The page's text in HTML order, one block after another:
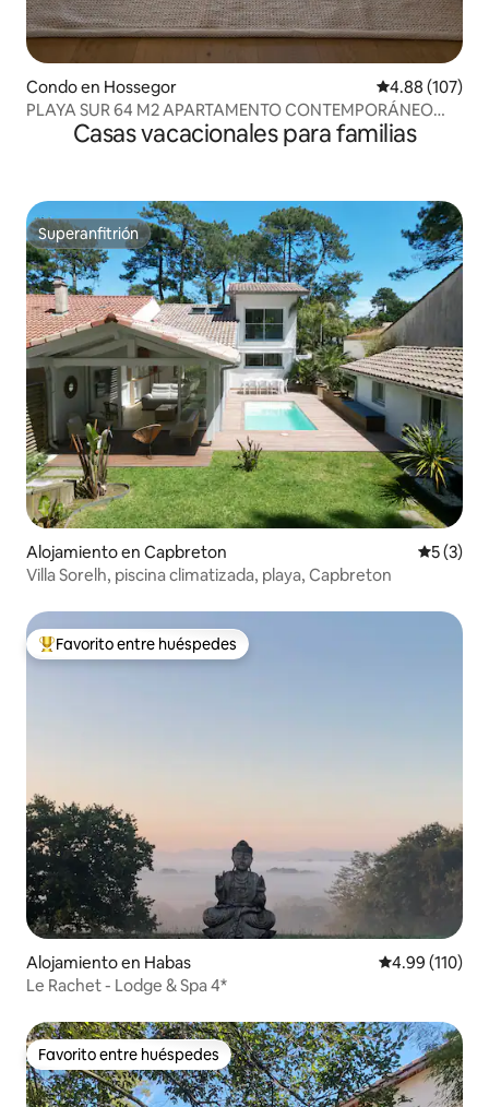
Condo en Hossegor Calificación
4.88 (107)
PLAYA SUR 64 M2 APARTAMENTO CONTEMPORÁNEO
CON VISTAS AL MAR
Casas vacacionales para familias
Superanfitrión
Superanfitrión
Alojamiento en Capbreton
5 (3)
Villa Sorelh, piscina climatizada, playa, Capbreton
Favorito entre huéspedes preferido
Favorito entre huéspedes
Alojamiento en Habas Calificación
4.99 (110)
Le Rachet - Lodge & Spa 4*
Favorito entre huéspedes
Favorito entre huéspedes